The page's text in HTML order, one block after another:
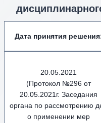
Дата принятия
20.05.2021
(Протокол №296 от
20.05.2021г. Заседания
органа по рассмотрению
о применении мер